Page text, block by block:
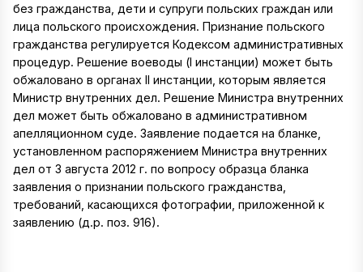
без гражданства, дети и супруги польских граждан или
лица польского происхождения. Признание польского
гражданства регулируется Кодексом административных
процедур. Решение воеводы (I инстанции) может быть
обжаловано в органах II инстанции, которым является
Министр внутренних дел. Решение Министра внутренних
дел может быть обжаловано в административном
апелляционном суде. Заявление подается на бланке,
установленном распоряжением Министра внутренних
дел от 3 августа 2012 г. по вопросу образца бланка
заявления о признании польского гражданства,
требований, касающихся фотографии, приложенной к
заявлению (д.р. поз. 916).